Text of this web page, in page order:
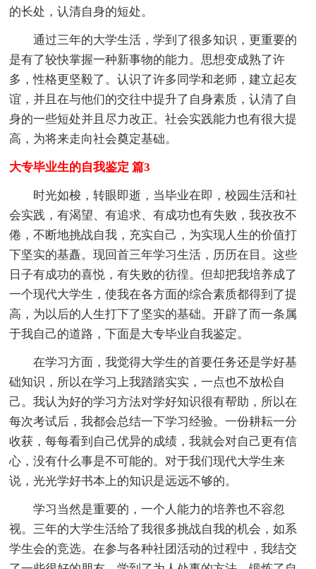
的长处，认清自身的短处。
通过三年的大学生活，学到了很多知识，更重要的
是有了较快掌握一种新事物的能力。思想变成熟了许
多，性格更坚毅了。认识了许多同学和老师，建立起友
谊，并且在与他们的交往中提升了自身素质，认清了自
身的一些短处并且尽力改正。社会实践能力也有很大提
高，为将来走向社会奠定基础。
大专毕业生的自我鉴定 篇3
时光如梭，转眼即逝，当毕业在即，校园生活和社
会实践，有渴望、有追求、有成功也有失败，我孜孜不
倦，不断地挑战自我，充实自己，为实现人生的价值打
下坚实的基矗。现回首三年学习生活，历历在目。这些
日子有成功的喜悦，有失败的彷徨。但却把我培养成了
一个现代大学生，使我在各方面的综合素质都得到了提
高，为以后的人生打下了坚实的基础。开辟了而一条属
于我自己的道路，下面是大专毕业自我鉴定。
在学习方面，我觉得大学生的首要任务还是学好基
础知识，所以在学习上我踏踏实实，一点也不放松自
己。我认为好的学习方法对学好知识很有帮助，所以在
每次考试后，我都会总结一下学习经验。一份耕耘一分
收获，每每看到自己优异的成绩，我就会对自己更有信
心，没有什么事是不可能的。对于我们现代大学生来
说，光光学好书本上的知识是远远不够的。
学习当然是重要的，一个人能力的培养也不容忽
视。三年的大学生活给了我很多挑战自我的机会，如系
学生会的竞选。在参与各种社团活动的过程中，我结交